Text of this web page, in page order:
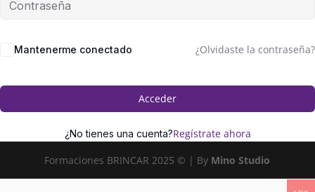
Mantenerme conectado ¿Olvidaste la contraseña?
Acceder
¿No tienes una cuenta?Regístrate ahora
Formaciones BRINCAR 2025 © | By Mino Studio